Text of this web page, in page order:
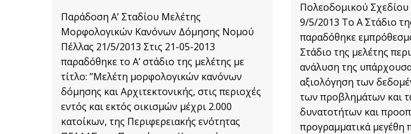
Παράδοση Αʼ Σταδίου Μελέτης
Μορφολογικών Κανόνων Δόμησης Νομού
Πέλλας 21/5/2013 Στις 21-05-2013
παραδόθηκε το Α’ στάδιο της μελέτης με
τίτλο: ’’Μελέτη μορφολογικών κανόνων
δόμησης και Αρχιτεκτονικής, στις περιοχές
εντός και εκτός οικισμών μέχρι 2.000
κατοίκων, της Περιφερειακής ενότητας
Πολεοδομικού
9/5/2013 Το Α΄ Στάδιο
παραδόθηκε
Στάδιο της μελέτης
ανάλυση της
αξιολόγηση των
των προβλημάτων και
δυνατοτήτων και
προγραμματικά μεγέθη